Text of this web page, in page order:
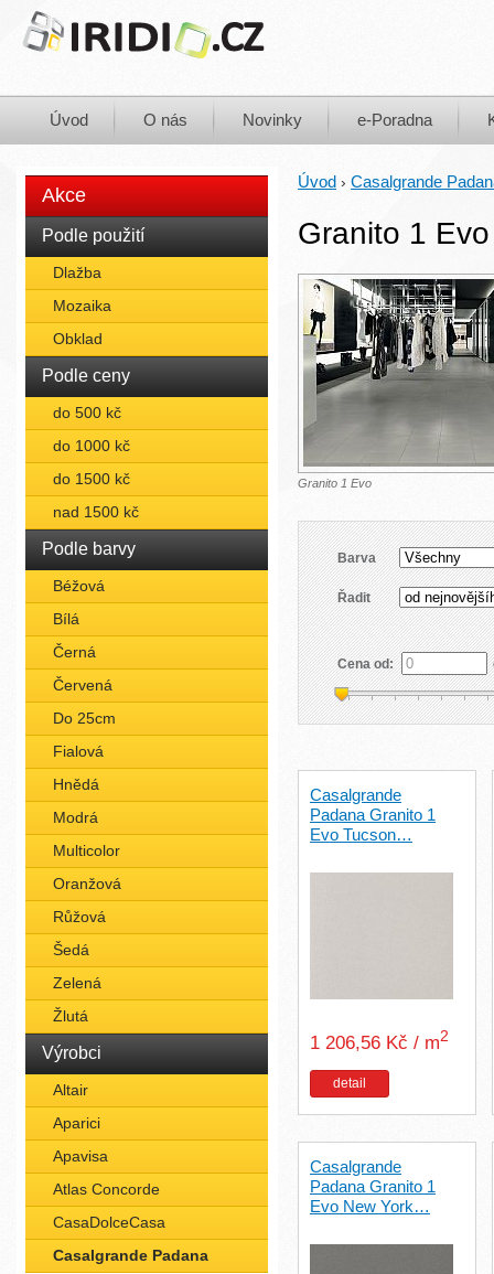
Úvod O nás Novinky e-Poradna
Akce
Podle použití
Dlažba
Mozaika
Obklad
Podle ceny
do 500 kč
do 1000 kč
do 1500 kč
nad 1500 kč
Podle barvy
Béžová
Bílá
Černá
Červená
Do 25cm
Fialová
Hnědá
Modrá
Multicolor
Oranžová
Růžová
Šedá
Zelená
Žlutá
Výrobci
Altair
Aparici
Apavisa
Atlas Concorde
CasaDolceCasa
Casalgrande Padana
Úvod › Casalgrande
Granito 1 Evo
Granito 1 Evo
Barva
Řadit
Cena od:
Casalgrande
Padana Granito 1
Evo Tucson…
1 206,56 Kč / m2
detail
Casalgrande
Padana Granito 1
Evo New York…